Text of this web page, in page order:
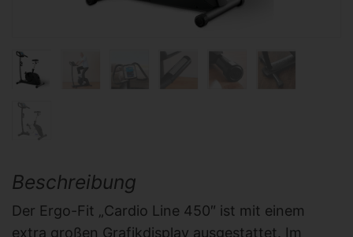
Beschreibung
Der Ergo-Fit „Cardio Line 450″ ist mit einem
extra großen Grafikdisplay ausgestattet. Im